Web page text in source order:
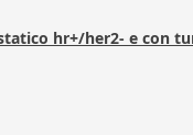
hr+/her2- e con